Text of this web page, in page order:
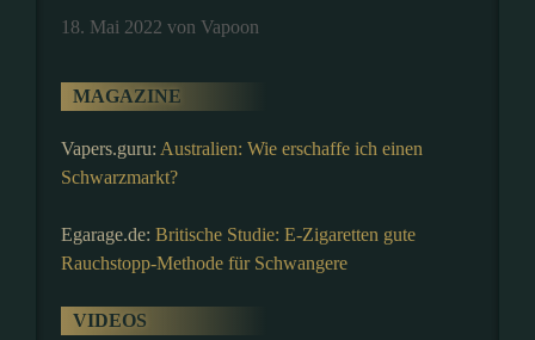
18. Mai 2022 von Vapoon
MAGAZINE
Vapers.guru: Australien: Wie erschaffe ich einen
Schwarzmarkt?
Egarage.de: Britische Studie: E-Zigaretten gute
Rauchstopp-Methode für Schwangere
VIDEOS